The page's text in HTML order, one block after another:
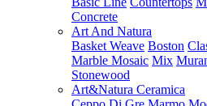
Concrete
Art And Natura
Basket Weave Boston
Marble Mosaic Mix
Stonewood
Art&Natura Ceramica